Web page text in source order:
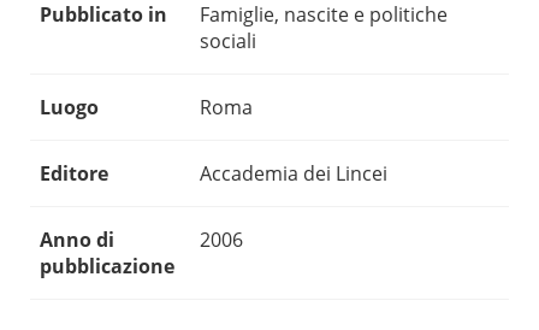
Pubblicato in
Famiglie, nascite e politiche
sociali
Luogo Roma
Editore Accademia dei Lincei
Anno di
pubblicazione
2006